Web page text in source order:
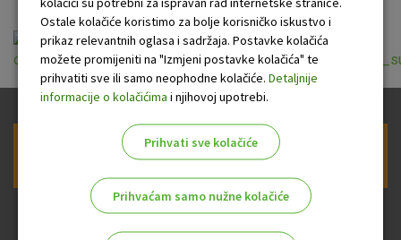
Prijava na newsletter OTP banke
Ostale kolačiće koristimo za bolje korisničko iskustvo i
prikaz relevantnih oglasa i sadržaja. Postavke kolačića
možete promijeniti na "Izmjeni postavke kolačića" te
prihvatiti sve ili samo neophodne kolačiće. Detaljnije
informacije o kolačićima i njihovoj upotrebi.
Prihvati sve kolačiće
Prihvaćam samo nužne kolačiće